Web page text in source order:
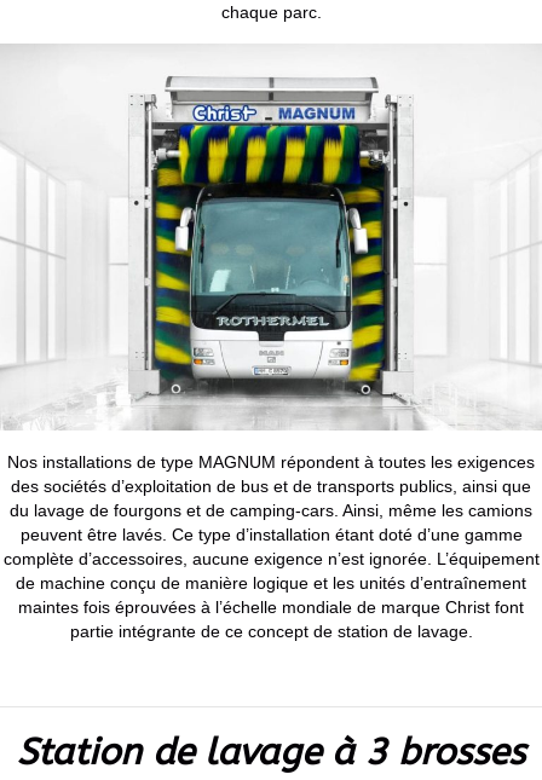
chaque parc.
Nos installations de type MAGNUM répondent à toutes les exigences
des sociétés d’exploitation de bus et de transports publics, ainsi que
du lavage de fourgons et de camping-cars. Ainsi, même les camions
peuvent être lavés. Ce type d’installation étant doté d’une gamme
complète d’accessoires, aucune exigence n’est ignorée. L’équipement
de machine conçu de manière logique et les unités d’entraînement
maintes fois éprouvées à l’échelle mondiale de marque Christ font
partie intégrante de ce concept de station de lavage.
Station de lavage à 3 brosses